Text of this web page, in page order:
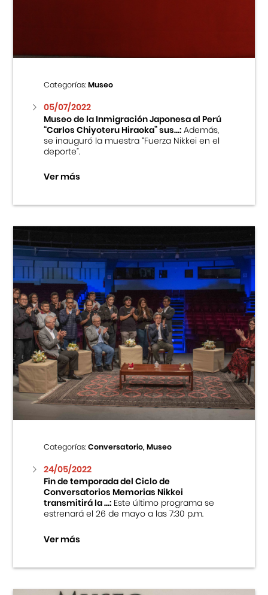
Cursos
Museo de la Inmigración Japonesa
Fondo Editorial
Teatro Peruano Japonés
Categorías:Museo
05/07/2022
Museo de la Inmigración Japonesa al Perú
“Carlos Chiyoteru Hiraoka” sus...:Además,
se inauguró la muestra “Fuerza Nikkei en el
deporte”.
Ver más
Categorías:Conversatorio, Museo
24/05/2022
Fin de temporada del Ciclo de
Conversatorios Memorias Nikkei
transmitirá la ...:Este último programa se
estrenará el 26 de mayo a las 7:30 p.m.
Ver más